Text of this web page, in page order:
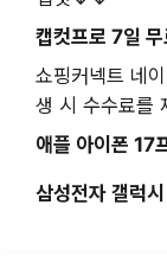
캡컷프로 7일
쇼핑커넥트 네
생 시 수수료
애플 아이폰 17
삼성전자 갤럭